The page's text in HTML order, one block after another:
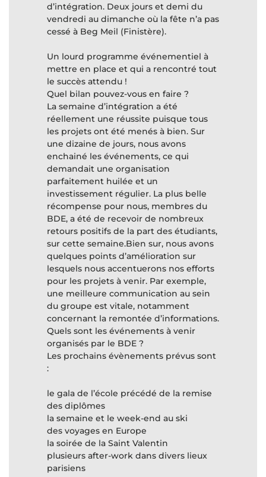
d’intégration. Deux jours et demi du
vendredi au dimanche où la fête n’a pas
cessé à Beg Meil (Finistère).
Un lourd programme événementiel à
mettre en place et qui a rencontré tout
le succès attendu !
Quel bilan pouvez-vous en faire ?
La semaine d’intégration a été
réellement une réussite puisque tous
les projets ont été menés à bien. Sur
une dizaine de jours, nous avons
enchainé les événements, ce qui
demandait une organisation
parfaitement huilée et un
investissement régulier. La plus belle
récompense pour nous, membres du
BDE, a été de recevoir de nombreux
retours positifs de la part des étudiants,
sur cette semaine.Bien sur, nous avons
quelques points d’amélioration sur
lesquels nous accentuerons nos efforts
pour les projets à venir. Par exemple,
une meilleure communication au sein
du groupe est vitale, notamment
concernant la remontée d’informations.
Quels sont les événements à venir
organisés par le BDE ?
Les prochains évènements prévus sont
:
le gala de l’école précédé de la remise
des diplômes
la semaine et le week-end au ski
des voyages en Europe
la soirée de la Saint Valentin
plusieurs after-work dans divers lieux
parisiens